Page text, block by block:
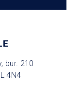
bur. 210
4N4